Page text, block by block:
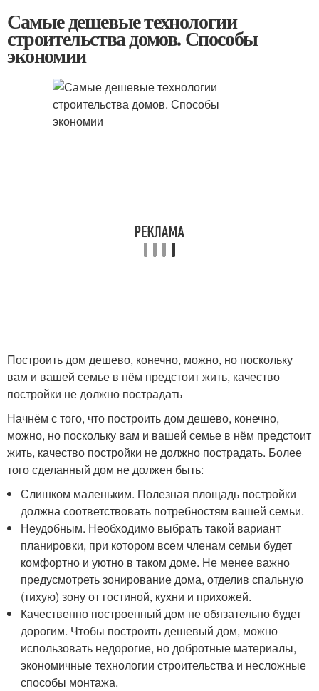
Самые дешевые технологии
строительства домов. Способы
экономии
Построить дом дешево, конечно, можно, но поскольку
вам и вашей семье в нём предстоит жить, качество
постройки не должно пострадать
Начнём с того, что построить дом дешево, конечно,
можно, но поскольку вам и вашей семье в нём предстоит
жить, качество постройки не должно пострадать. Более
того сделанный дом не должен быть:
Слишком маленьким. Полезная площадь постройки
должна соответствовать потребностям вашей семьи.
Неудобным. Необходимо выбрать такой вариант
планировки, при котором всем членам семьи будет
комфортно и уютно в таком доме. Не менее важно
предусмотреть зонирование дома, отделив спальную
(тихую) зону от гостиной, кухни и прихожей.
Качественно построенный дом не обязательно будет
дорогим. Чтобы построить дешевый дом, можно
использовать недорогие, но добротные материалы,
экономичные технологии строительства и несложные
способы монтажа.